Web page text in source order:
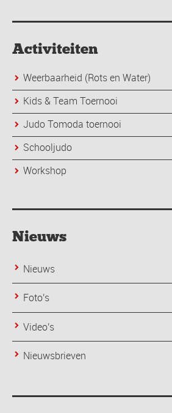
Activiteiten
Weerbaarheid (Rots en Water)
Kids & Team Toernooi
Judo Tomoda toernooi
Schooljudo
Workshop
Nieuws
Nieuws
Foto's
Video's
Nieuwsbrieven